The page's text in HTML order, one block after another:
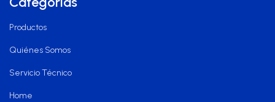
Productos
Quiénes Somos
Servicio Técnico
Home